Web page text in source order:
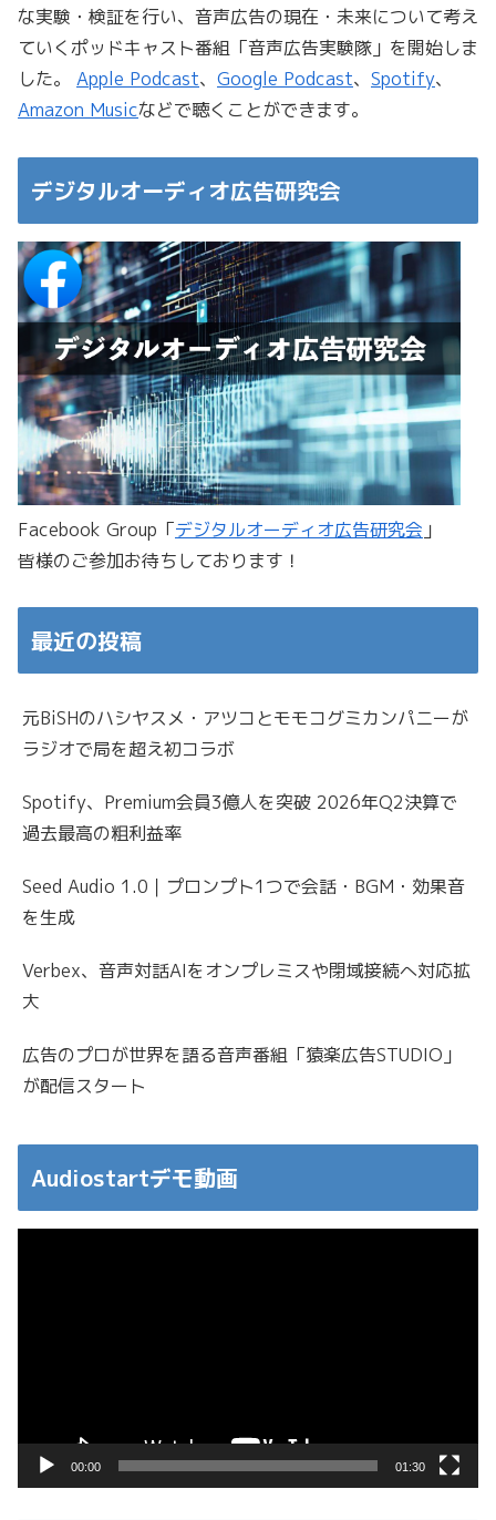
な実験・検証を行い、音声広告の現在・未来について考え
ていくポッドキャスト番組「音声広告実験隊」を開始しま
した。 Apple Podcast、 Google Podcast、 Spotify、
Amazon Musicなどで聴くことができます。
デジタルオーディオ広告研究会
Facebook Group「デジタルオーディオ広告研究会 」
皆様のご参加お待ちしております！
最近の投稿
元BiSHのハシヤスメ・アツコとモモコグミカンパニーが
ラジオで局を超え初コラボ
Spotify、Premium会員3億人を突破 2026年Q2決算で
過去最高の粗利益率
Seed Audio 1.0｜プロンプト1つで会話・BGM・効果音
を生成
Verbex、音声対話AIをオンプレミスや閉域接続へ対応拡
大
広告のプロが世界を語る音声番組「猿楽広告STUDIO」
が配信スタート
Audiostartデモ動画
00:00 01:30